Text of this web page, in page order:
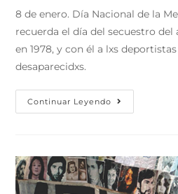
8 de enero. Día Nacional de la
recuerda el día del secuestro del
en 1978, y con él a lxs
desaparecidxs.
Continuar Leyendo